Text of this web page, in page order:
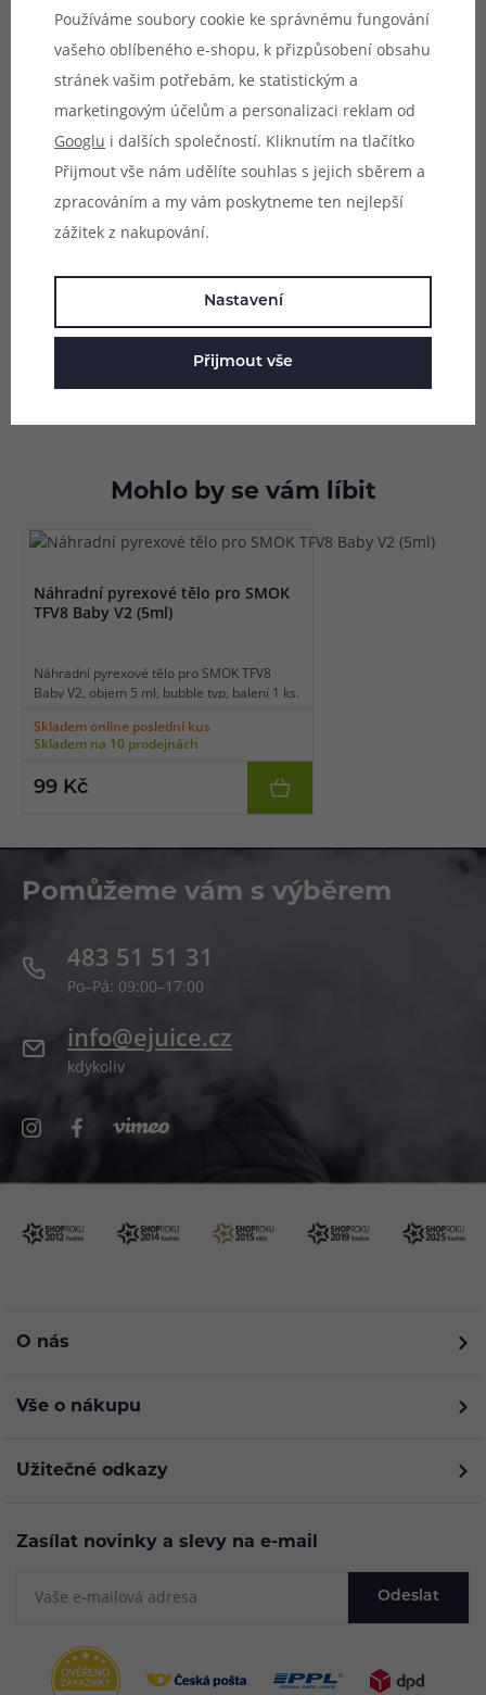
výhradně pro model atomizéru, jehož
název je uveden v popisu produktu.
Uvedené rozměry skla jsou pouze
orientační a není zaručena kompatibilita s
jinými modely atomizérů, byť se mohou
rozměrově shodovat.
Hodnocení (0)
Zeptejte se (0)
Mohlo by se vám líbit
Náhradní pyrexové tělo pro SMOK
TFV8 Baby V2 (5ml)
Náhradní pyrexové tělo pro SMOK TFV8
Baby V2, objem 5 ml, bubble typ, balení 1 ks.
Skladem online poslední kus
Skladem na 10 prodejnách
99 Kč
Pomůžeme vám s výběrem
483 51 51 31
Po–Pá: 09:00–17:00
info@ejuice.cz
kdykoliv
O nás
Vše o nákupu
Užitečné odkazy
Zasílat novinky a slevy na e-mail
Odeslat
Používáme soubory cookie ke správnému fungování
vašeho oblíbeného e-shopu, k přizpůsobení obsahu
stránek vašim potřebám, ke statistickým a
marketingovým účelům a personalizaci reklam od
Googlu i dalších společností. Kliknutím na tlačítko
Přijmout vše nám udělíte souhlas s jejich sběrem a
zpracováním a my vám poskytneme ten nejlepší
zážitek z nakupování.
Nastavení
Přijmout vše